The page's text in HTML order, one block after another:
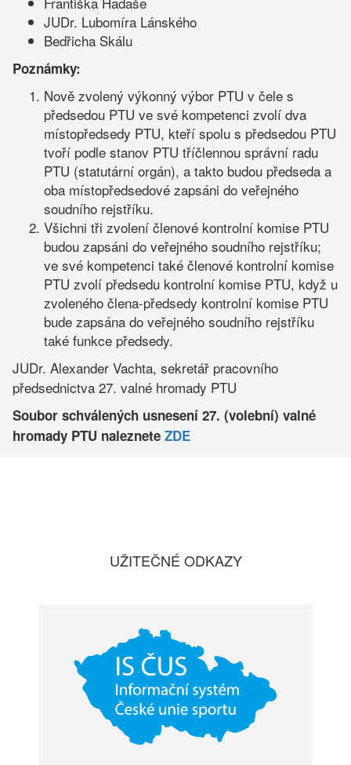
JUDr. Lubomíra Lánského
Bedřicha Skálu
Poznámky:
Nově zvolený výkonný výbor PTU v čele s
předsedou PTU ve své kompetenci zvolí dva
místopředsedy PTU, kteří spolu s předsedou PTU
tvoří podle stanov PTU tříčlennou správní radu
PTU (statutární orgán), a takto budou předseda a
oba místopředsedové zapsáni do veřejného
soudního rejstříku.
Všichni tři zvolení členové kontrolní komise PTU
budou zapsáni do veřejného soudního rejstříku;
ve své kompetenci také členové kontrolní komise
PTU zvolí předsedu kontrolní komise PTU, když u
zvoleného člena-předsedy kontrolní komise PTU
bude zapsána do veřejného soudního rejstříku
také funkce předsedy.
JUDr. Alexander Vachta, sekretář pracovního
předsednictva 27. valné hromady PTU
Soubor schválených usnesení 27. (volební) valné
hromady PTU nalezneteZDE
UŽITEČNÉ ODKAZY